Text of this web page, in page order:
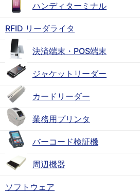
ハンディターミナル
RFID リーダライタ
決済端末・POS端末
ジャケットリーダー
カードリーダー
業務用プリンタ
バーコード検証機
周辺機器
ソフトウェア